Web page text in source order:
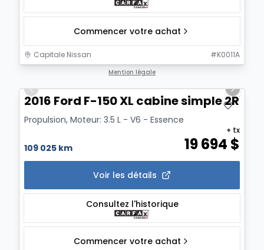
Commencer votre achat
Capitale Nissan #K0011A
Mention légale
Previous slide
Next
2016 Ford F-150 XL cabine simple 2RM
Propulsion, Moteur: 3.5 L - V6 - Essence
109 025 km 19 694 $
+ tx
Voir les détails
Consultez l'historique
Commencer votre achat